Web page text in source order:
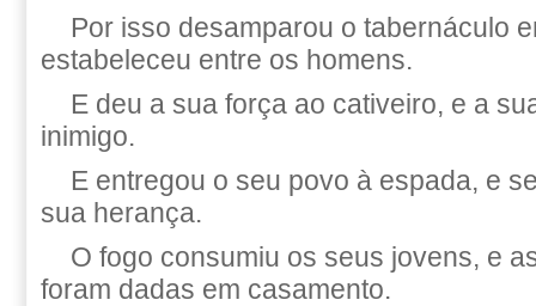
Por isso desamparou o tabernáculo
estabeleceu entre os homens.
E deu a sua força ao cativeiro, e a
inimigo.
E entregou o seu povo à espada, e
sua herança.
O fogo consumiu os seus jovens, e
foram dadas em casamento.